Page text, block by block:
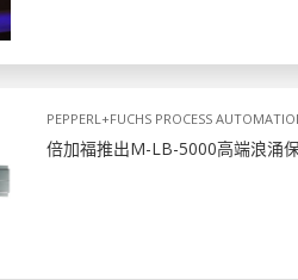
PEPPERL+FUCHS PROCESS
倍加福推出M-LB-5000高端浪涌